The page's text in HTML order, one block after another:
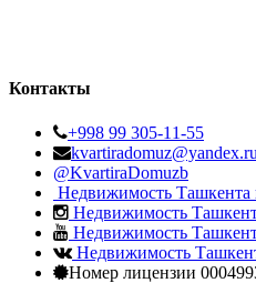
Контакты
+998 99 305-11-55
kvartiradomuz@yandex.ru
@KvartiraDomuzb
Недвижимость Ташкента
Недвижимость
Недвижимость
Недвижимость
Номер лицензии